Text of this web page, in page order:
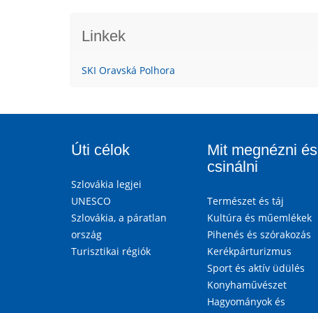
Linkek
SKI Oravská Polhora
Úti célok
Szlovákia legjei
UNESCO
Szlovákia, a páratlan
ország
Turisztikai régiók
Mit megnézni és
csinálni
Természet és táj
Kultúra és műemlékek
Pihenés és szórakozás
Kerékpárturizmus
Sport és aktív üdülés
Konyhaművészet
Hagyományok és